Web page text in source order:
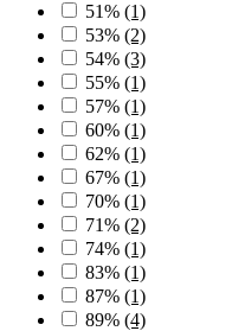
51% (1)
53% (2)
54% (3)
55% (1)
57% (1)
60% (1)
62% (1)
67% (1)
70% (1)
71% (2)
74% (1)
83% (1)
87% (1)
89% (4)